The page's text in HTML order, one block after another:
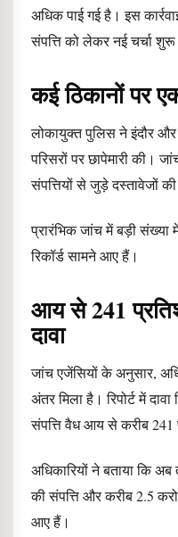
अधिक पाई गई है। इस
संपत्ति को लेकर नई चर्चा
कई ठिकानों पर
लोकायुक्त पुलिस ने इंदौर
परिसरों पर छापेमारी की।
संपत्तियों से जुड़े दस्तावेजों
प्रारंभिक जांच में बड़ी
रिकॉर्ड सामने आए हैं।
आय से 241
दावा
जांच एजेंसियों के अनुसार,
अंतर मिला है। रिपोर्ट में
संपत्ति वैध आय से करीब 241
अधिकारियों ने बताया कि
की संपत्ति और करीब 2.5
आए हैं।